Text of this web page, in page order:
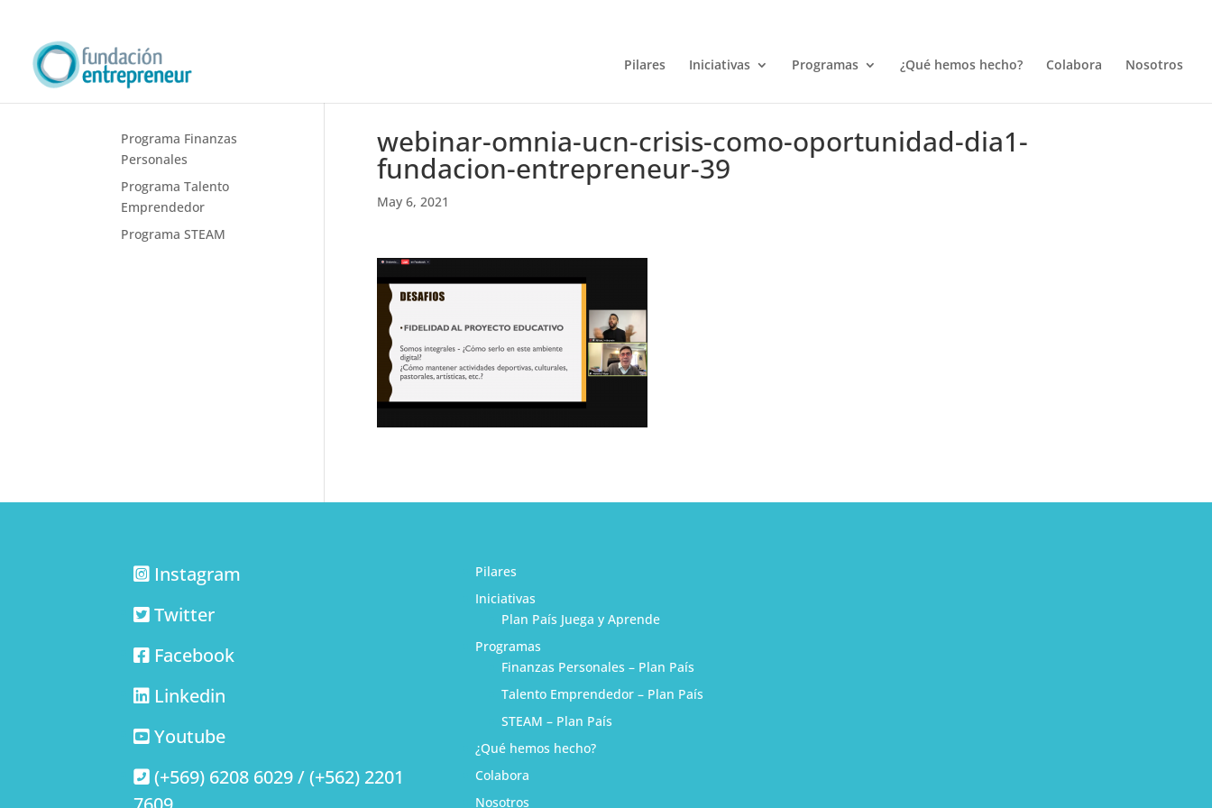
Pilares Iniciativas Programas ¿Qué hemos hecho? Colabora Nosotros
webinar-omnia-ucn-crisis-como-oportunidad-dia1-
fundacion-entrepreneur-39
May 6, 2021
Programa Finanzas
Personales
Programa Talento
Emprendedor
Programa STEAM
Instagram
Twitter
Facebook
Linkedin
Youtube
(+569) 6208 6029 / (+562) 2201
Pilares
Iniciativas
Plan País Juega y Aprende
Programas
Finanzas Personales – Plan País
Talento Emprendedor – Plan País
STEAM – Plan País
¿Qué hemos hecho?
Colabora
Nosotros